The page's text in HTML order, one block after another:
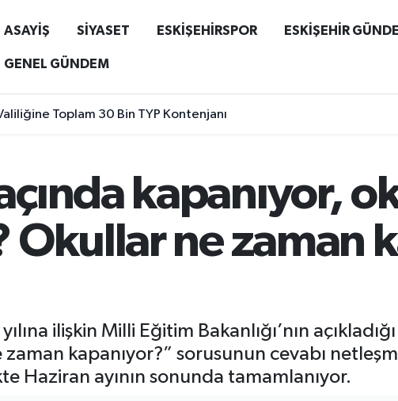
ASAYİŞ SİYASET ESKİŞEHİRSPOR ESKİŞEHİR
GENEL GÜNDEM
Toplam 30 Bin TYP Kontenjanı
kapanıyor,
Okullar ne zaman
ilişkin Milli Eğitim Bakanlığı’nın
kapanıyor?” sorusunun cevabı
Haziran ayının sonunda tamamlanıyor.